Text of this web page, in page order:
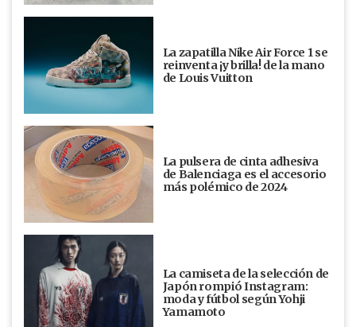
La zapatilla Nike Air Force 1 se
reinventa ¡y brilla! de la mano
de Louis Vuitton
La pulsera de cinta adhesiva
de Balenciaga es el accesorio
más polémico de 2024
La camiseta de la selección de
Japón rompió Instagram:
moda y fútbol según Yohji
Yamamoto